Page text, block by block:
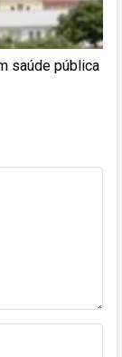
saúde pública